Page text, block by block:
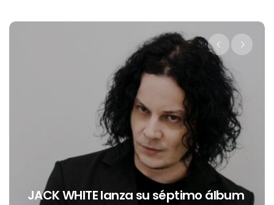
Levi’s® presenta a Belinda como
nueva embajadora para